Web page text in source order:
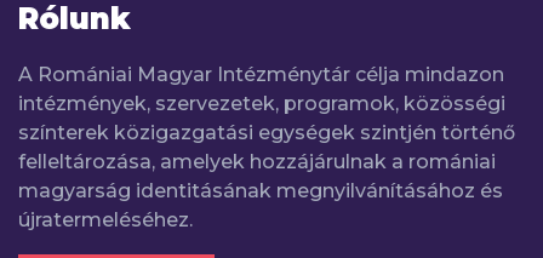
Rólunk
A Romániai Magyar Intézménytár célja mindazon
intézmények, szervezetek, programok, közösségi
színterek közigazgatási egységek szintjén történő
felleltározása, amelyek hozzájárulnak a romániai
magyarság identitásának megnyilvánításához és
újratermeléséhez.